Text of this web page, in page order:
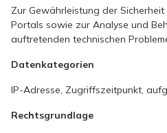
Zur Gewährleistung der
Portals sowie zur Analyse und
auftretenden technischen
Datenkategorien
IP-Adresse, Zugriffszeitpunkt,
Rechtsgrundlage